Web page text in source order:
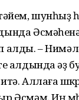
шунһыҙ
Әсмәһенә
алды. –
алдында әҙ
Аллаға